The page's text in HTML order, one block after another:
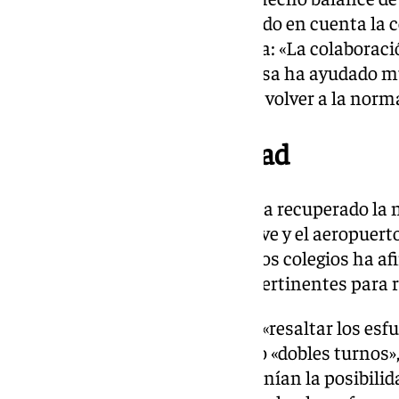
catalogado de «positiva», teniendo en cuenta
entre instituciones y ciudadanía: «La
ejemplo. Que se quedaran en casa ha
es momento de hacer balance y volver a la
Retomar la normalidad
En palabras del alcalde, ya «se ha recuperado
está recuperando en el metro, ave y el
parece que será pronto». Sobre los colegios ha
están haciendo las revisiones pertinentes
Además, De la Torre ha querido «resaltar los
de la Policía Local, que ha hecho «dobles
en definitiva, de todos los que tenían la